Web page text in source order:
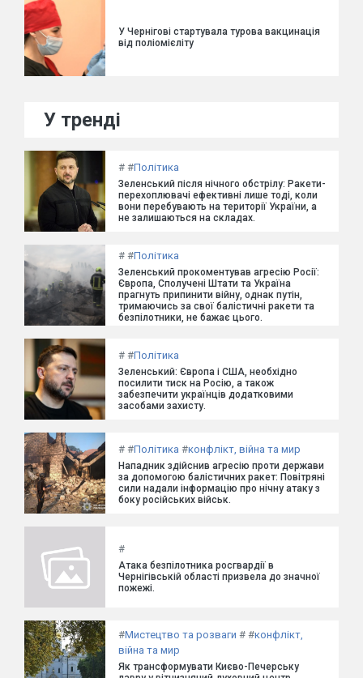
У Чернігові стартувала турова вакцинація
від поліомієліту
У тренді
# #Політика
Зеленський після нічного обстрілу: Ракети-
перехоплювачі ефективні лише тоді, коли
вони перебувають на території України, а
не залишаються на складах.
# #Політика
Зеленський прокоментував агресію Росії:
Європа, Сполучені Штати та Україна
прагнуть припинити війну, однак путін,
тримаючись за свої балістичні ракети та
безпілотники, не бажає цього.
# #Політика
Зеленський: Європа і США, необхідно
посилити тиск на Росію, а також
забезпечити українців додатковими
засобами захисту.
# #Політика #конфлікт, війна та мир
Нападник здійснив агресію проти держави
за допомогою балістичних ракет: Повітряні
сили надали інформацію про нічну атаку з
боку російських військ.
#
Атака безпілотника росгвардії в
Чернігівській області призвела до значної
пожежі.
#Мистецтво та розваги # #конфлікт,
війна та мир
Як трансформувати Києво-Печерську